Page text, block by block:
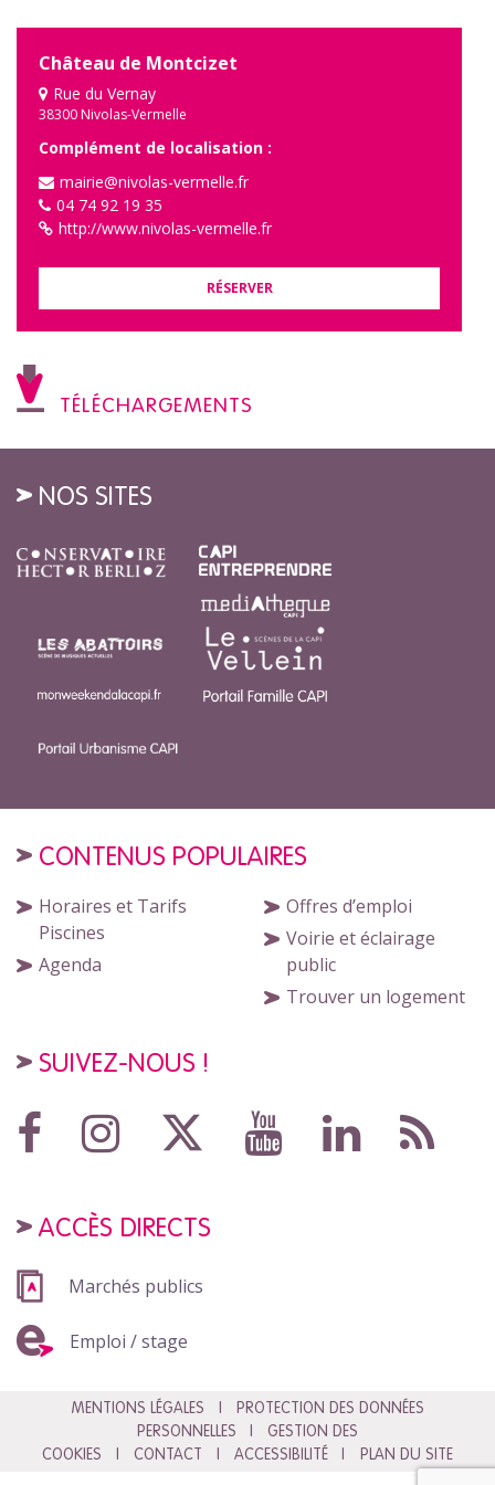
Château de Montcizet
Rue du Vernay
38300 Nivolas-Vermelle
Complément de localisation :
mairie@nivolas-vermelle.fr
04 74 92 19 35
http://www.nivolas-vermelle.fr
RÉSERVER
TÉLÉCHARGEMENTS
NOS SITES
CONTENUS POPULAIRES
Horaires et Tarifs
Piscines
Agenda
Offres d’emploi
Voirie et éclairage
public
Trouver un logement
SUIVEZ-NOUS !
ACCÈS DIRECTS
Marchés publics
Emploi / stage
MENTIONS LÉGALES
PROTECTION DES DONNÉES
PERSONNELLES
GESTION DES
COOKIES
CONTACT ACCESSIBILITÉ PLAN DU SITE